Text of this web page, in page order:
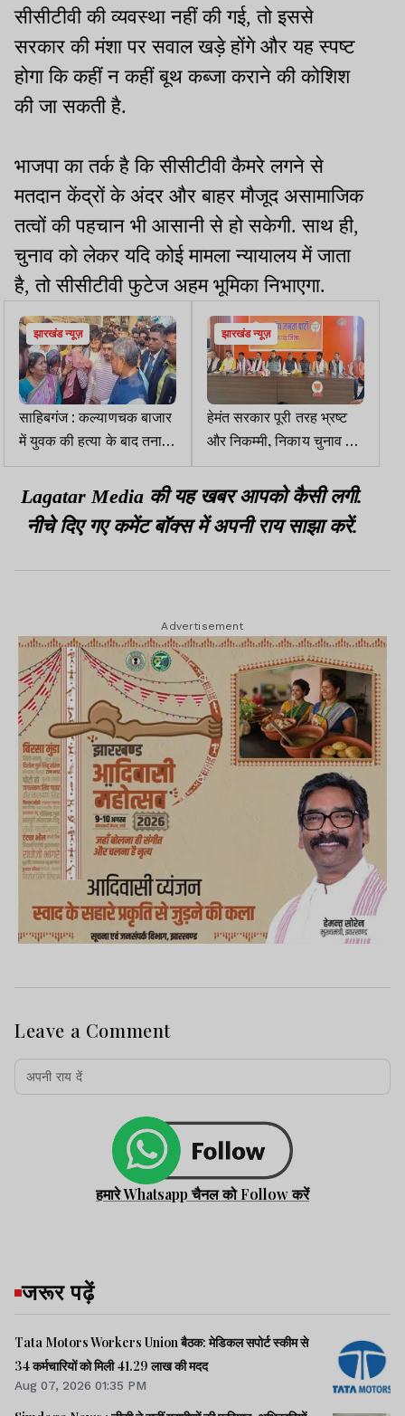
सीसीटीवी की व्यवस्था नहीं की गई, तो इससे
सरकार की मंशा पर सवाल खड़े होंगे और यह स्पष्ट
होगा कि कहीं न कहीं बूथ कब्जा कराने की कोशिश
की जा सकती है.
भाजपा का तर्क है कि सीसीटीवी कैमरे लगने से
मतदान केंद्रों के अंदर और बाहर मौजूद असामाजिक
तत्वों की पहचान भी आसानी से हो सकेगी. साथ ही,
चुनाव को लेकर यदि कोई मामला न्यायालय में जाता
है, तो सीसीटीवी फुटेज अहम भूमिका निभाएगा.
झारखंड न्यूज़
साहिबगंज : कल्याणचक बाजार
में युवक की हत्या के बाद तनाव,
पीड़ित परिवार से मिले बाबूलाल
मरांडी
झारखंड न्यूज़
हेमंत सरकार पूरी तरह भ्रष्ट
और निकम्मी, निकाय चुनाव में
मिलेगा जवाब : आदित्य साहू
Lagatar Media की यह खबर आपको कैसी लगी.
नीचे दिए गए कमेंट बॉक्स में अपनी राय साझा करें.
Advertisement
Leave a Comment
हमारे Whatsapp चैनल को Follow करें
जरूर पढ़ें
Tata Motors Workers Union बैठक: मेडिकल सपोर्ट स्कीम से
34 कर्मचारियों को मिली 41.29 लाख की मदद
Aug 07, 2026 01:35 PM